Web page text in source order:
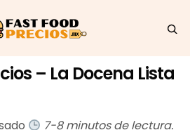
– La Docena Lista
7-8 minutos de lectura.